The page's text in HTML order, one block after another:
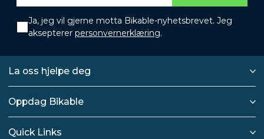
Ja, jeg vil gjerne motta Bikable-nyhetsbrevet. Jeg
aksepterer personvernerklæring.
La oss hjelpe deg
Oppdag Bikable
Quick Links